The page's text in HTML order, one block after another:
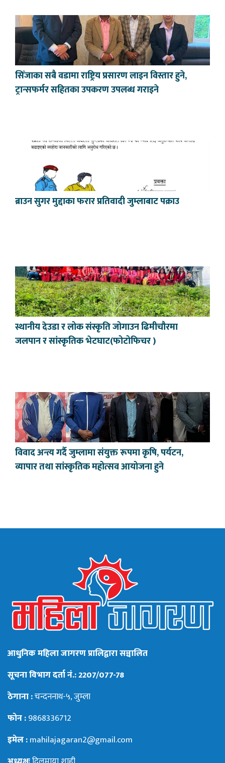
सिँजाका सबै वडामा राष्ट्रिय प्रसारण लाइन विस्तार हुने,
ट्रान्सफर्मर सहितका उपकरण उपलब्ध गराइने
ब्राउन सुगर मुद्दाका फरार प्रतिवादी जुम्लाबाट पक्राउ
स्थानीय देउडा र लोक संस्कृति जोगाउन ढिमीचौरमा
जलपान र सांस्कृतिक भेटघाट(फोटोफिचर )
विवाद अन्त्य गर्दै जुम्लामा संयुक्त रूपमा कृषि, पर्यटन,
व्यापार तथा सांस्कृतिक महोत्सव आयोजना हुने
आधुनिक महिला जागरण प्रालिद्वारा सञ्चालित
सूचना विभाग दर्ता नं.: 2207/077-78
ठेगाना :चन्दननाथ-५, जुम्ला
फोन :9868336712
इमेल :mahilajagaran2@gmail.com